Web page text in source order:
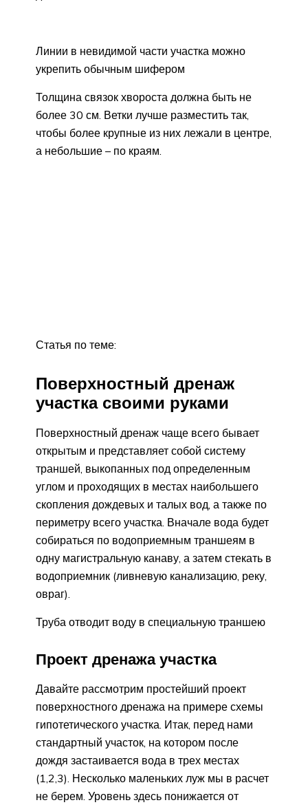
Линии в невидимой части участка можно
укрепить обычным шифером
Толщина связок хвороста должна быть не
более 30 см. Ветки лучше разместить так,
чтобы более крупные из них лежали в центре,
а небольшие – по краям.
Статья по теме:
Поверхностный дренаж
участка своими руками
Поверхностный дренаж чаще всего бывает
открытым и представляет собой систему
траншей, выкопанных под определенным
углом и проходящих в местах наибольшего
скопления дождевых и талых вод, а также по
периметру всего участка. Вначале вода будет
собираться по водоприемным траншеям в
одну магистральную канаву, а затем стекать в
водоприемник (ливневую канализацию, реку,
овраг).
Труба отводит воду в специальную траншею
Проект дренажа участка
Давайте рассмотрим простейший проект
поверхностного дренажа на примере схемы
гипотетического участка. Итак, перед нами
стандартный участок, на котором после
дождя застаивается вода в трех местах
(1,2,3). Несколько маленьких луж мы в расчет
не берем. Уровень здесь понижается от